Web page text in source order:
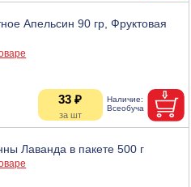
Апельсин 90 гр, Фруктовая
33 ₽
Лаванда в пакете 500 г